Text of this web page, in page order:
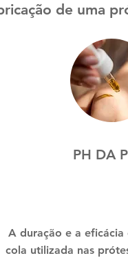
de uma
PH DA
A duração e a eficácia
cola utilizada nas